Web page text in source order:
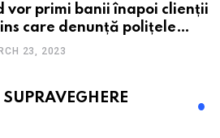
vor primi banii înapoi clienții
care denunță polițele
Toți pașii și toate termenele
23, 2023